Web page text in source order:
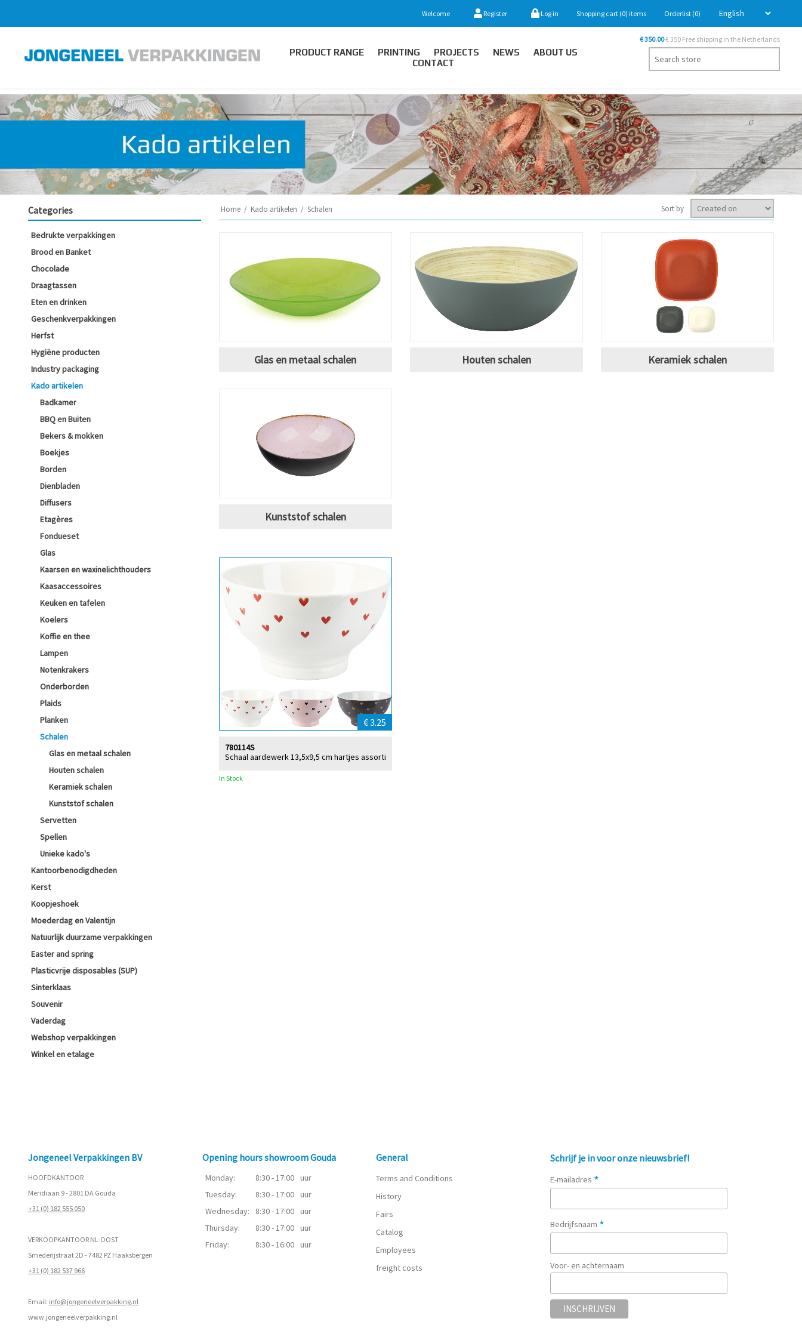
Welcome Register Log in Shopping cart (0) items Orderlist (0)
PRODUCT RANGE PRINTING PROJECTS NEWS
ABOUT US
CONTACT
€ 350.00€ 350 Free shipping in the Netherlands
Categories
Bedrukte verpakkingen
Brood en Banket
Chocolade
Draagtassen
Eten en drinken
Geschenkverpakkingen
Herfst
Hygiëne producten
Industry packaging
Kado artikelen
Badkamer
BBQ en Buiten
Bekers & mokken
Boekjes
Borden
Dienbladen
Diffusers
Etagères
Fondueset
Glas
Kaarsen en waxinelichthouders
Kaasaccessoires
Keuken en tafelen
Koelers
Koffie en thee
Lampen
Notenkrakers
Onderborden
Plaids
Planken
Schalen
Glas en metaal schalen
Houten schalen
Keramiek schalen
Kunststof schalen
Servetten
Spellen
Unieke kado's
Kantoorbenodigdheden
Kerst
Koopjeshoek
Moederdag en Valentijn
Natuurlijk duurzame verpakkingen
Easter and spring
Plasticvrije disposables (SUP)
Sinterklaas
Souvenir
Vaderdag
Webshop verpakkingen
Winkel en etalage
Home / Kado artikelen / Schalen Sort by
Glas en metaal schalen Houten schalen Keramiek schalen
Kunststof schalen
€ 3.25
Schaal aardewerk 13,5x9,5 cm hartjes assorti
780114S
In Stock
Jongeneel Verpakkingen BV
HOOFDKANTOOR
Meridiaan 9 - 2801 DA Gouda
+31 (0) 182 555 050
VERKOOPKANTOOR NL-OOST
Smederijstraat 2D - 7482 PZ Haaksbergen
+31 (0) 182 537 966
Email: info@jongeneelverpakking.nl
www.jongeneelverpakking.nl
Opening hours showroom Gouda
Monday: 8:30 - 17:00 uur
Tuesday:
8:30 - 17:00 uur
Wednesday:
8:30 - 17:00 uur
Thursday:
8:30 - 17:00 uur
Friday:
8:30 - 16:00 uur
General
Terms and Conditions
History
Fairs
Catalog
Employees
freight costs
Schrijf je in voor onze nieuwsbrief!
E-mailadres *
Bedrijfsnaam *
Voor- en achternaam